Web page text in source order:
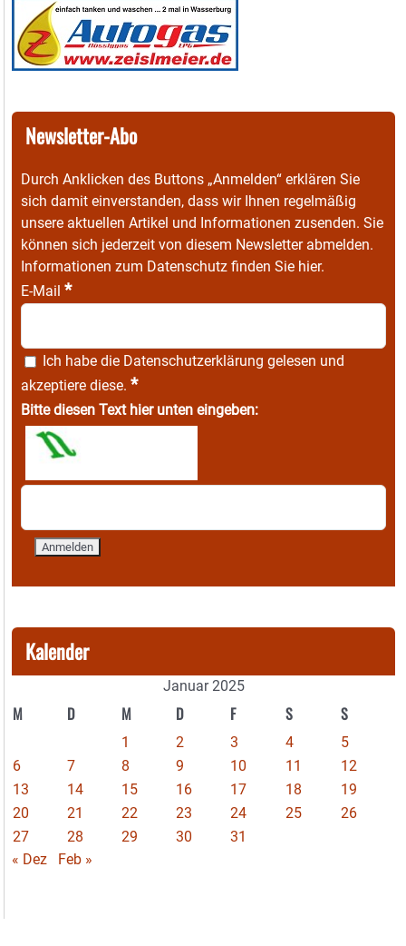
Newsletter-Abo
Durch Anklicken des Buttons „Anmelden“ erklären Sie
sich damit einverstanden, dass wir Ihnen regelmäßig
unsere aktuellen Artikel und Informationen zusenden. Sie
können sich jederzeit von diesem Newsletter abmelden.
Informationen zum Datenschutz finden Sie hier.
E-Mail *
Ich habe die Datenschutzerklärung gelesen und
akzeptiere diese. *
Bitte diesen Text hier unten eingeben:
Kalender
Januar 2025
M D M D F S S
1 2 3 4
5
6
7 8 9 10 11
12
13
14 15 16 17 18
19
20
21 22 23 24 25
26
27
28 29 30
31
« Dez
Feb »